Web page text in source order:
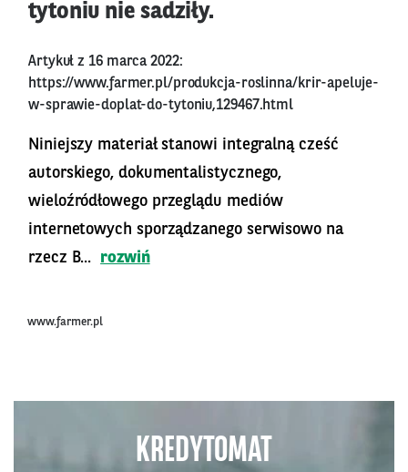
tytoniu nie sadziły.
Artykuł z 16 marca 2022:
https://www.farmer.pl/produkcja-roslinna/krir-apeluje-
w-sprawie-doplat-do-tytoniu,129467.html
Niniejszy materiał stanowi integralną cześć
autorskiego, dokumentalistycznego,
wieloźródłowego przeglądu mediów
internetowych sporządzanego serwisowo na
rzecz B...
rozwiń
www.farmer.pl
KREDYTOMAT